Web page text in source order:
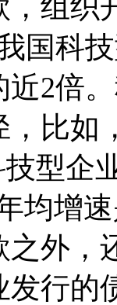
组织
国科
2倍
比如
型企
均增
外，
行的